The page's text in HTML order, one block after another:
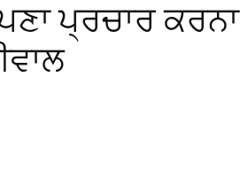
ਪ੍ਰਚਾਰ ਕਰਨਾ